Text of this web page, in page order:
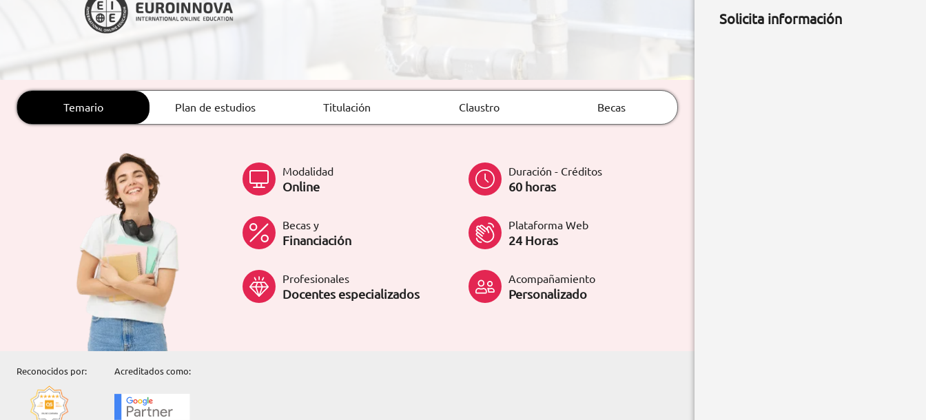
LABORAL
CONTACTO ES
formacion@euroinnova.com
TRABAJA CON NOSOTROS
Temario Plan de estudios Titulación Claustro Becas
Modalidad
Online
Duración - Créditos
60 horas
Becas y
Financiación
Plataforma Web
24 Horas
Profesionales
Docentes especializados
Acompañamiento
Personalizado
Reconocidos por: Acreditados como:
Solicita información